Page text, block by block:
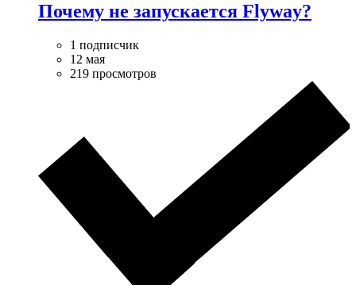
Почему не запускается Flyway?
1 подписчик
12 мая
219 просмотров